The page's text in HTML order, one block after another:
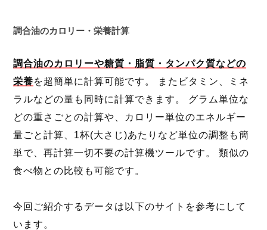
調合油のカロリー・栄養計算
調合油のカロリーや糖質・脂質・タンパク質などの
栄養を超簡単に計算可能です。 またビタミン、ミネ
ラルなどの量も同時に計算できます。 グラム単位な
どの重さごとの計算や、カロリー単位のエネルギー
量ごと計算、1杯(大さじ)あたりなど単位の調整も簡
単で、再計算一切不要の計算機ツールです。 類似の
食べ物との比較も可能です。
今回ご紹介するデータは以下のサイトを参考にして
います。